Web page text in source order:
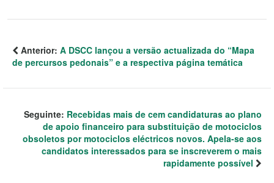
Anterior: A DSCC lançou a versão actualizada do “Mapa
de percursos pedonais” e a respectiva página temática
Seguinte: Recebidas mais de cem candidaturas ao plano
de apoio financeiro para substituição de motociclos
obsoletos por motociclos eléctricos novos. Apela-se aos
candidatos interessados para se inscreverem o mais
rapidamente possível